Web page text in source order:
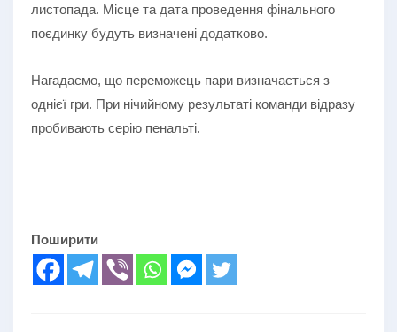
листопада. Місце та дата проведення фінального
поєдинку будуть визначені додатково.
Нагадаємо, що переможець пари визначається з
однієї гри. При нічийному результаті команди відразу
пробивають серію пенальті.
Поширити